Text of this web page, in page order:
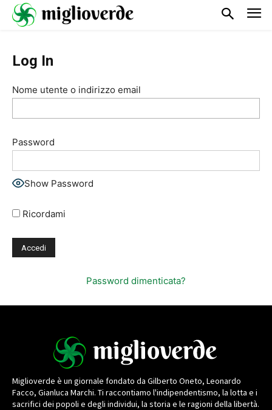
Log In
Nome utente o indirizzo email
Password
Show Password
Ricordami
Password dimenticata?
Miglioverde è un giornale fondato da Gilberto Oneto, Leonardo
Facco, Gianluca Marchi. Ti raccontiamo l'indipendentismo, la lotta e i
sacrifici dei popoli e degli individui, la storia e le ragioni della libertà.